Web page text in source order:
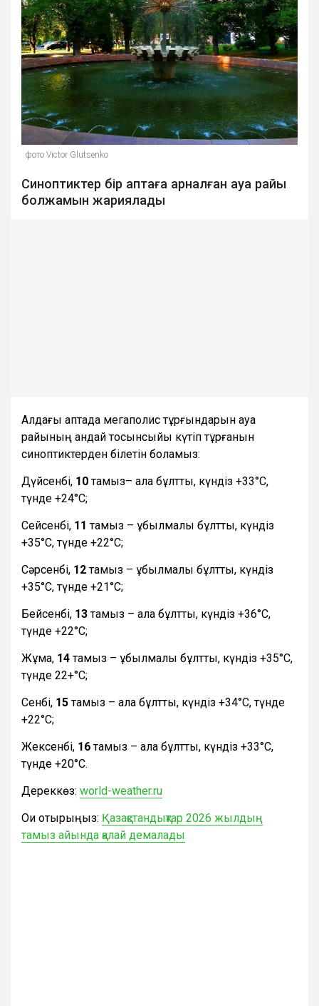
фото Victor Glutsenko
Синоптиктер бір аптаға арналған ауа райы
болжамын жариялады
Алдағы аптада мегаполис тұрғындарын ауа
райының қандай тосынсыйы күтіп тұрғанын
синоптиктерден білетін боламыз:
Дүйсенбі, 10тамыз– ала бұлтты, күндіз +33°С,
түнде +24°С;
Сейсенбі, 11тамыз – құбылмалы бұлтты, күндіз
+35°С, түнде +22°С;
Сәрсенбі, 12тамыз – құбылмалы бұлтты, күндіз
+35°С, түнде +21°С;
Бейсенбі, 13тамыз – ала бұлтты, күндіз +36°С,
түнде +22°С;
Жұма, 14тамыз – құбылмалы бұлтты, күндіз +35°С,
түнде 22+°С;
Сенбі, 15тамыз – ала бұлтты, күндіз +34°С, түнде
+22°С;
Жексенбі, 16тамыз – ала бұлтты, күндіз +33°С,
түнде +20°С.
Дереккөз: world-weather.ru
Оқи отырыңыз: Қазақстандықтар 2026 жылдың
тамыз айында қалай демалады